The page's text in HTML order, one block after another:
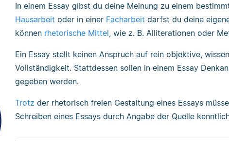
In einem Essay gibst du deine Meinung zu einem
Hausarbeit oder in einer Facharbeit darfst du deine
können rhetorische Mittel, wie z. B. Alliterationen oder
Ein Essay stellt keinen Anspruch auf rein objektive,
Vollständigkeit. Stattdessen sollen in einem Essay
gegeben werden.
Trotz der rhetorisch freien Gestaltung eines Essays
Schreiben eines Essays durch Angabe der Quelle